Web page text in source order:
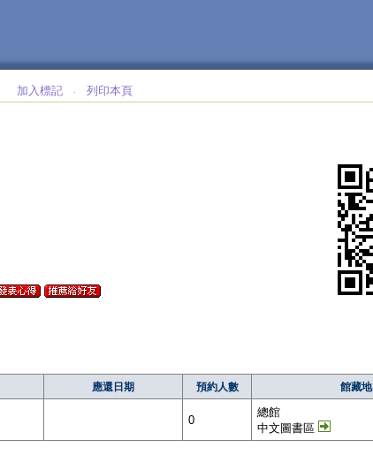
加入標記 ‧
列印本頁
應還日期 預約人數 館藏地
0
總館
中文圖書區